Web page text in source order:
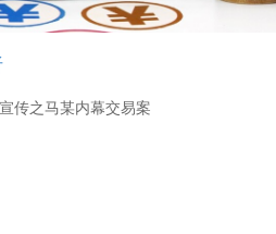
传之马某内幕交易案